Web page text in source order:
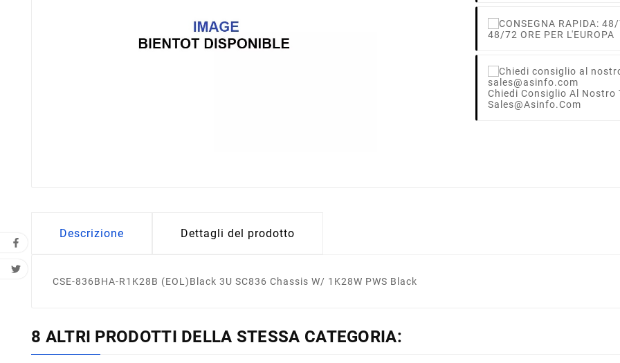
48/72 ORE PER L'EUROPA
Chiedi Consiglio Al Nostro
Sales@asinfo.com
Descrizione Dettagli del prodotto
CSE-836BHA-R1K28B (EOL)Black 3U SC836 Chassis W/ 1K28W PWS Black
8 ALTRI PRODOTTI DELLA STESSA CATEGORIA: